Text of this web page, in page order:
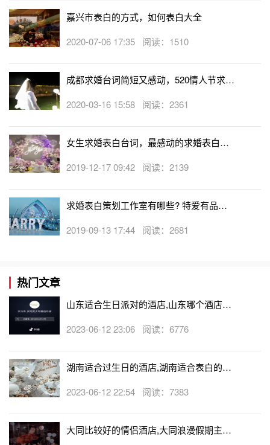
都会在你的身边，也能为你遮风挡雨。如果你愿意，请不要
对我心存怀疑，嫁给我，我保证以后一定会好好的疼你、爱
你!
嘉兴市表白的方式，如何表白大全
2020-07-06 17:35 阅读：1510
成都求婚台词简短又感动，520情人节求婚
2020-03-16 15:58 阅读：2361
女生求婚表白台词，最感动的求婚表白的
2019-12-17 09:42 阅读：2139
求婚表白策划工作室有哪些? 特爱有品策
2019-09-13 17:44 阅读：2681
热门文章
山东适合生日派对的酒店,山东哪个酒店有
2023-06-12 23:06 阅读：6776
湖南适合过生日的酒店,湖南适合表白的酒
2023-06-12 22:54 阅读：7383
大同比较好的情侣酒店,大同浪漫假期主题